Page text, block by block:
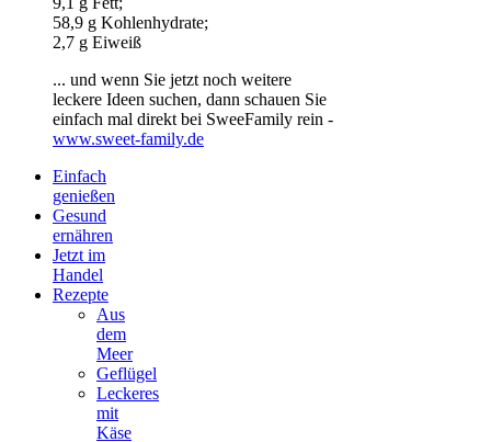
58,9 g Kohlenhydrate;
2,7 g Eiweiß
... und wenn Sie jetzt noch weitere
leckere Ideen suchen, dann schauen Sie
einfach mal direkt bei SweeFamily rein -
www.sweet-family.de
Einfach
genießen
Gesund
ernähren
Jetzt im
Handel
Rezepte
Aus
dem
Meer
Geflügel
Leckeres
mit
Käse